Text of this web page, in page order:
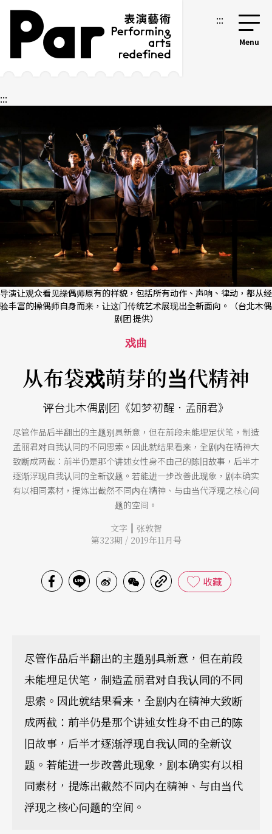
跳到主要内容区块
网站导览 :::
:::
导演让观众看见操偶师原有的样貌，包括所有动作、声响、律动，都从经
验丰富的操偶师自身而来，让这门传统艺术展现出全新面向。（台北木偶
剧团 提供）
戏曲
从布袋戏萌芽的当代精神
评台北木偶剧团《如梦初醒．孟丽君》
尽管作品后半翻出的主题别具新意，但在前段未能埋足伏笔，制造
孟丽君对自我认同的不同思索。因此就结果看来，全剧内在精神大
致断成两截：前半仍是那个讲述女性身不由己的陈旧故事，后半才
逐渐浮现自我认同的全新议题。若能进一步改善此现象，剧本确实
有以相同素材，提炼出截然不同内在精神、与由当代浮现之核心问
题的空间。
文字 | 张敦智
第323期 / 2019年11月号
收藏
尽管作品后半翻出的主题别具新意，但在前段
未能埋足伏笔，制造孟丽君对自我认同的不同
思索。因此就结果看来，全剧内在精神大致断
成两截：前半仍是那个讲述女性身不由己的陈
旧故事，后半才逐渐浮现自我认同的全新议
题。若能进一步改善此现象，剧本确实有以相
同素材，提炼出截然不同内在精神、与由当代
浮现之核心问题的空间。